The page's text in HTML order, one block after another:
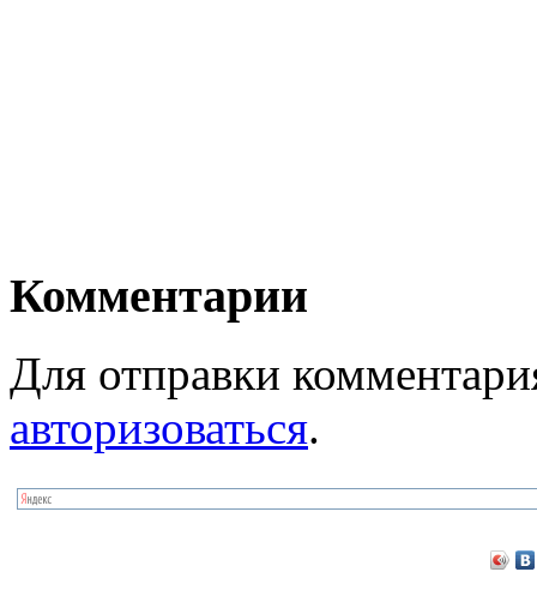
Комментарии
Для отправки
авторизоваться.